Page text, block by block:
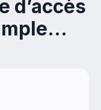
d’accès